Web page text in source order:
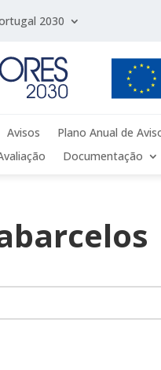
2030
Avisos
Plano Anual de
Documentação